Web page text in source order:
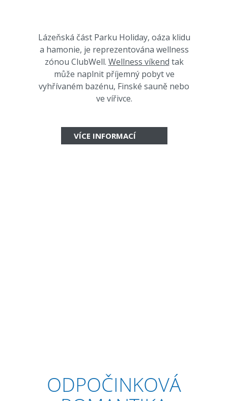
Lázeňská část Parku Holiday, oáza klidu
a hamonie, je reprezentována wellness
zónou ClubWell. Wellness víkend tak
může naplnit příjemný pobyt ve
vyhřívaném bazénu, Finské sauně nebo
ve vířivce.
VÍCE INFORMACÍ
ODPOČINKOVÁ